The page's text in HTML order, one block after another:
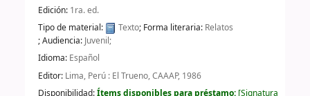
Edición: 1ra. ed.
Tipo de material:
Texto; Forma literaria: Relatos
; Audiencia: Juvenil;
Idioma: Español
Editor: Lima, Perú : El Trueno, CAAAP, 1986
Disponibilidad:Ítems disponibles para préstamo: Signatura